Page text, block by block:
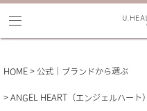
HOME 公式｜ブランドから選ぶ
ANGEL HEART（エンジェルハート）